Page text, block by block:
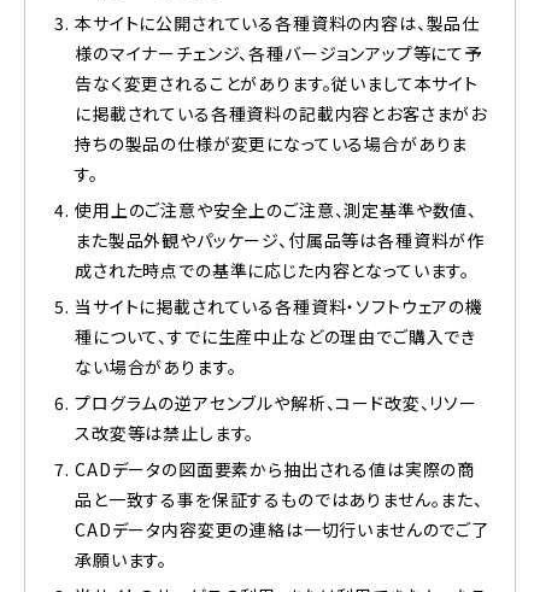
本サイトに公開されている各種資料の内容は、製品仕
様のマイナーチェンジ、各種バージョンアップ等にて予
告なく変更されることがあります。従いまして本サイト
に掲載されている各種資料の記載内容とお客さまがお
持ちの製品の仕様が変更になっている場合がありま
す。
使用上のご注意や安全上のご注意、測定基準や数値、
また製品外観やパッケージ、付属品等は各種資料が作
成された時点での基準に応じた内容となっています。
当サイトに掲載されている各種資料・ソフトウェアの機
種について、すでに生産中止などの理由でご購入でき
ない場合があります。
プログラムの逆アセンブルや解析、コード改変、リソー
ス改変等は禁止します。
CADデータの図面要素から抽出される値は実際の商
品と一致する事を保証するものではありません。また、
CADデータ内容変更の連絡は一切行いませんのでご了
承願います。